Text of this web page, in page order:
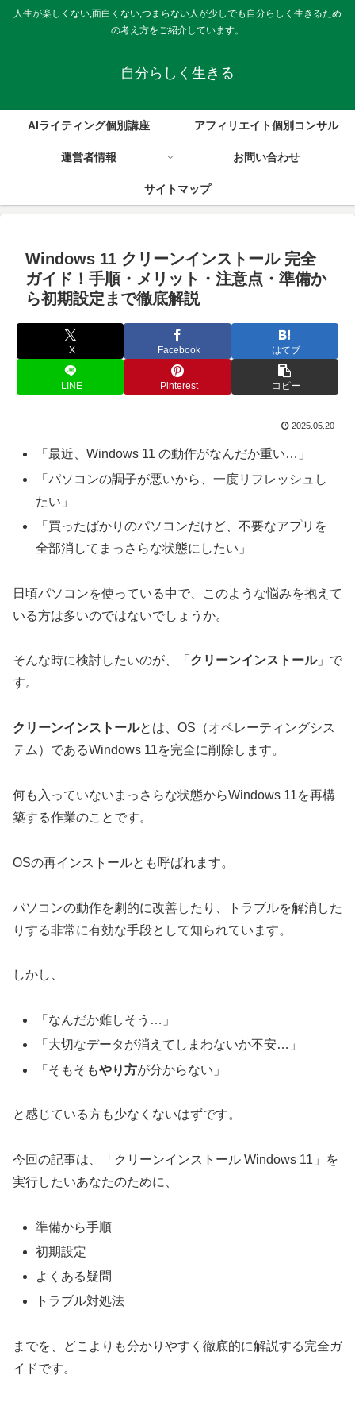
人生が楽しくない,面白くない,つまらない人が少しでも自分らしく生きるため
の考え方をご紹介しています。
自分らしく生きる
AIライティング個別講座 アフィリエイト個別コンサル
運営者情報 お問い合わせ
サイトマップ
Windows 11 クリーンインストール 完全
ガイド！手順・メリット・注意点・準備か
ら初期設定まで徹底解説
X Facebook はてブ
LINE Pinterest コピー
2025.05.20
「最近、Windows 11 の動作がなんだか重い…」
「パソコンの調子が悪いから、一度リフレッシュし
たい」
「買ったばかりのパソコンだけど、不要なアプリを
全部消してまっさらな状態にしたい」
日頃パソコンを使っている中で、このような悩みを抱えて
いる方は多いのではないでしょうか。
そんな時に検討したいのが、「 クリーンインストール」で
す。
クリーンインストールとは、OS（オペレーティングシス
テム）であるWindows 11を完全に削除します。
何も入っていないまっさらな状態からWindows 11を再構
築する作業のことです。
OSの再インストールとも呼ばれます。
パソコンの動作を劇的に改善したり、トラブルを解消した
りする非常に有効な手段として知られています。
しかし、
「なんだか難しそう…」
「大切なデータが消えてしまわないか不安…」
「そもそもやり方が分からない」
と感じている方も少なくないはずです。
今回の記事は、「クリーンインストール Windows 11」を
実行したいあなたのために、
準備から手順
初期設定
よくある疑問
トラブル対処法
までを、どこよりも分かりやすく徹底的に解説する完全ガ
イドです。